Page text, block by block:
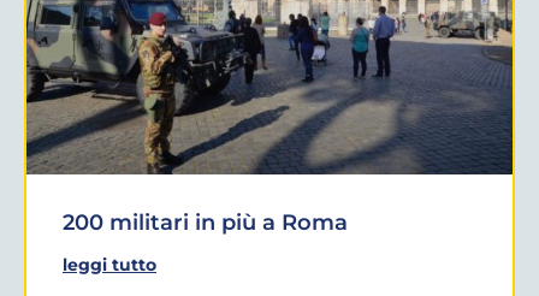
200 militari in più a Roma
leggi tutto